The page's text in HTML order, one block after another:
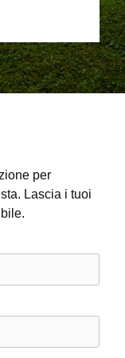
per
Lascia i tuoi